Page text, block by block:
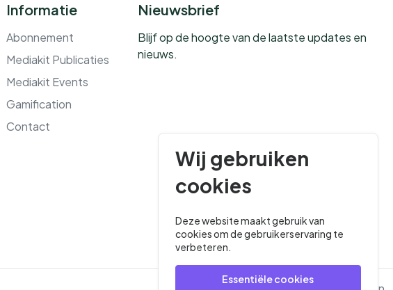
Wij gebruiken
cookies
Deze website maakt gebruik van
cookies om de gebruikerservaring te
verbeteren.
Essentiële cookies
Informatie
Abonnement
Mediakit Publicaties
Mediakit Events
Gamification
Contact
Nieuwsbrief
Blijf op de hoogte van de laatste updates en
nieuws.